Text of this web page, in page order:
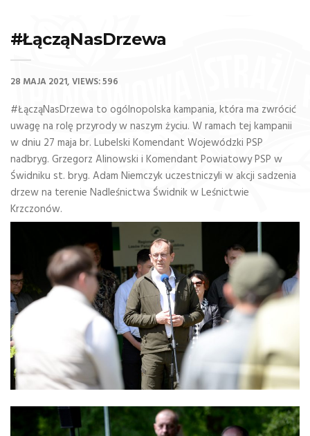
#ŁącząNasDrzewa
28 MAJA 2021 VIEWS: 596
#ŁącząNasDrzewa to ogólnopolska kampania, która ma zwrócić
uwagę na rolę przyrody w naszym życiu. W ramach tej kampanii
w dniu 27 maja br. Lubelski Komendant Wojewódzki PSP
nadbryg. Grzegorz Alinowski i Komendant Powiatowy PSP w
Świdniku st. bryg. Adam Niemczyk uczestniczyli w akcji sadzenia
drzew na terenie Nadleśnictwa Świdnik w Leśnictwie
Krzczonów.